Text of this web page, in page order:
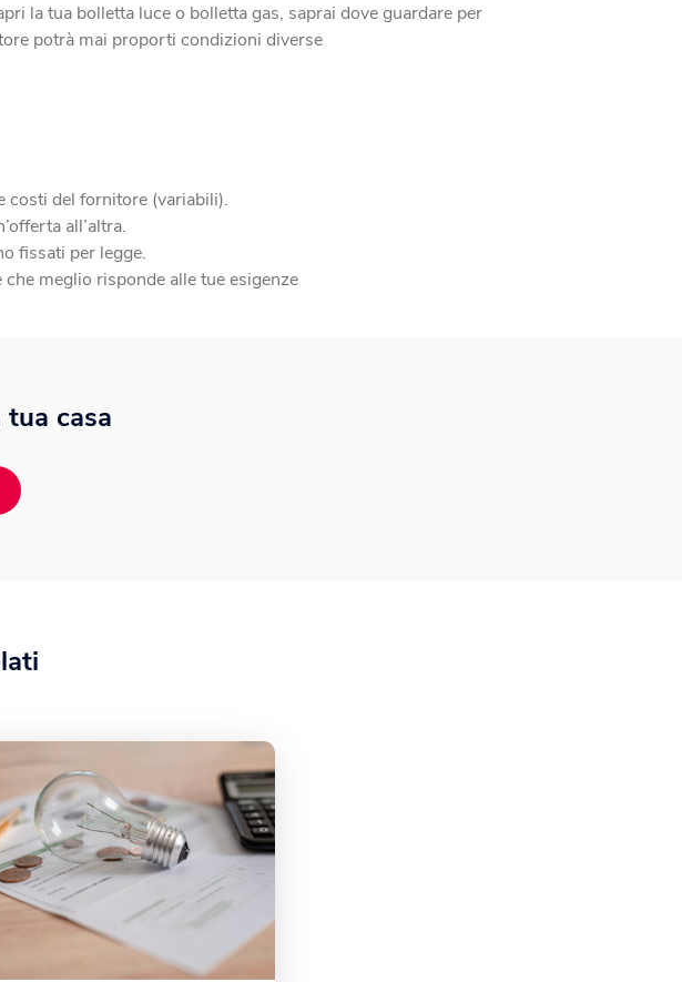
la tua bolletta luce o bolletta gas, saprai dove guardare per
potrà mai proporti condizioni diverse
costi del fornitore (variabili).
all’altra.
fissati per legge.
meglio risponde alle tue esigenze
casa